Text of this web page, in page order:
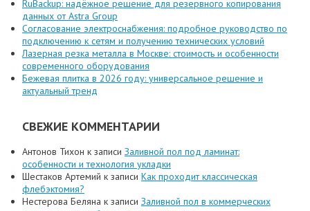
RuBackup: надёжное решение для резервного копирования
данных от Astra Group
Согласование электроснабжения: подробное руководство по
подключению к сетям и получению технических условий
Лазерная резка металла в Москве: стоимость и особенности
современного оборудования
Бежевая плитка в 2026 году: универсальное решение и
актуальный тренд
СВЕЖИЕ КОММЕНТАРИИ
Антонов Тихон к записи Заливной пол под ламинат:
особенности и технология укладки
Шестаков Артемий к записи Как проходит классическая
флебэктомия?
Нестерова Беляна к записи Заливной пол в коммерческих